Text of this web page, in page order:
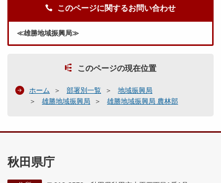
このページに関するお問い合わせ
≪雄勝地域振興局≫
このページの現在位置
ホーム 部署別一覧
地域振興局
雄勝地域振興局
雄勝地域振興局 農林部
秋田県庁